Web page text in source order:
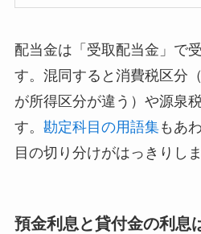
配当金は「受取配当金」で
す。混同すると消費税区分
が所得区分が違う）や源泉
す。 勘定科目の用語集もあ
目の切り分けがはっきりしま
預金利息と貸付金の利息